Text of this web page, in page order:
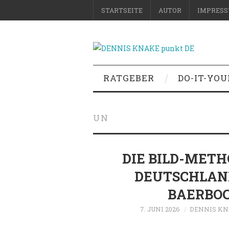
STARTSEITE AUTOR
RATGEBER DO-IT-
UN
DIE BILD-
7. JUNI 2026 DENNIS